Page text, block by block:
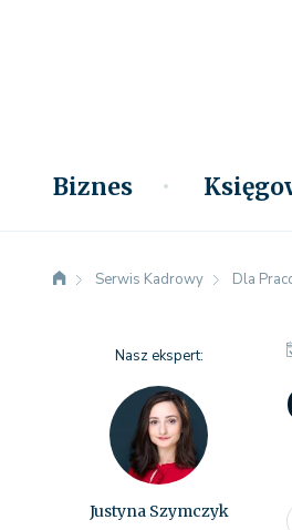
Biznes
Serwis Kadrowy Dla
Nasz ekspert:
Justyna Szymczyk